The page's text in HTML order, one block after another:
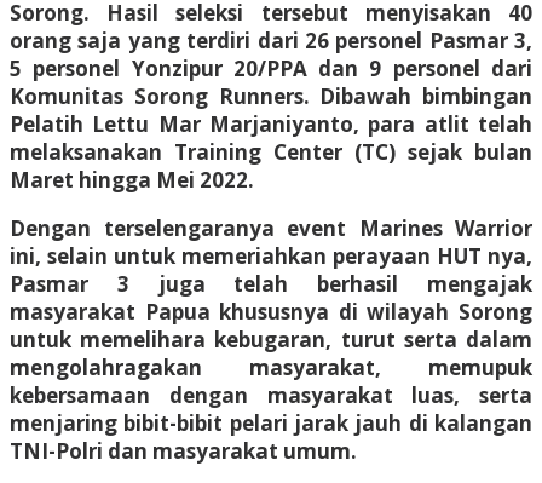
Sorong. Hasil seleksi tersebut menyisakan 40
orang saja yang terdiri dari 26 personel Pasmar 3,
5 personel Yonzipur 20/PPA dan 9 personel dari
Komunitas Sorong Runners. Dibawah bimbingan
Pelatih Lettu Mar Marjaniyanto, para atlit telah
melaksanakan Training Center (TC) sejak bulan
Maret hingga Mei 2022.
Dengan terselengaranya event Marines Warrior
ini, selain untuk memeriahkan perayaan HUT nya,
Pasmar 3 juga telah berhasil mengajak
masyarakat Papua khususnya di wilayah Sorong
untuk memelihara kebugaran, turut serta dalam
mengolahragakan masyarakat, memupuk
kebersamaan dengan masyarakat luas, serta
menjaring bibit-bibit pelari jarak jauh di kalangan
TNI-Polri dan masyarakat umum.